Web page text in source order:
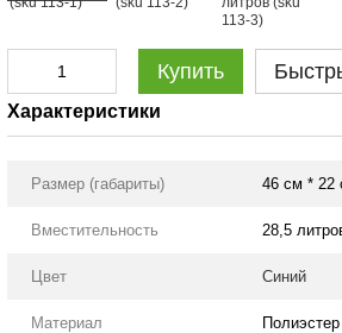
Купить
Характеристики
Размер (габариты) 46 см * 22
Вместительность 28,5
Цвет Синий
Материал Полиэстер